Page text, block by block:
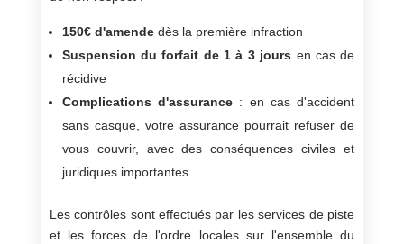
150€ d'amendedès la première infraction
Suspension du forfait de 1 à 3 jours en cas de
récidive
Complications d'assurance : en cas d'accident
sans casque, votre assurance pourrait refuser de
vous couvrir, avec des conséquences civiles et
juridiques importantes
Les contrôles sont effectués par les services de piste
et les forces de l'ordre locales sur l'ensemble du